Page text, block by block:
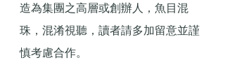
造為集團之高層或創辦人，魚目混
珠，混淆視聽，讀者請多加留意並謹
慎考慮合作。